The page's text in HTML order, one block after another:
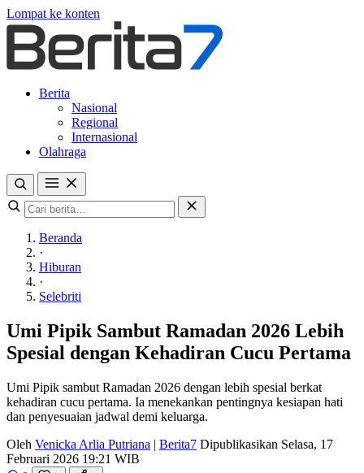
Lompat ke konten
Berita
Nasional
Regional
Internasional
Olahraga
Beranda
·
Hiburan
·
Selebriti
Umi Pipik Sambut Ramadan 2026 Lebih
Spesial dengan Kehadiran Cucu Pertama
Umi Pipik sambut Ramadan 2026 dengan lebih spesial berkat
kehadiran cucu pertama. Ia menekankan pentingnya kesiapan hati
dan penyesuaian jadwal demi keluarga.
Oleh Venicka Arlia Putriana | Berita7 Dipublikasikan Selasa, 17
Februari 2026 19:21 WIB